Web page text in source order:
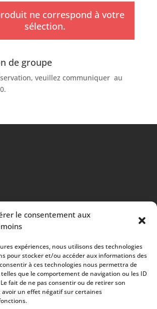
le consentement aux
expériences, nous utilisons des technologies
pour stocker et/ou accéder aux informations des
à ces technologies nous permettra de
que le comportement de navigation ou les ID
fait de ne pas consentir ou de retirer son
un effet négatif sur certaines
ne correspond à votre
sélection.
de groupe
veuillez communiquer au
spectacles de qualité et 100%
à la communauté